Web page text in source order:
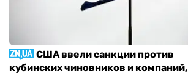
США ввели санкции против
кубинских чиновников и компаний,